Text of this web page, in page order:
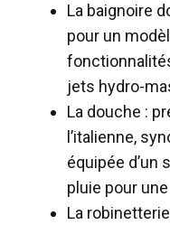
La baignoire
pour un
jets hydro-
La douche :
l’italienne,
équipée
pluie pour
La